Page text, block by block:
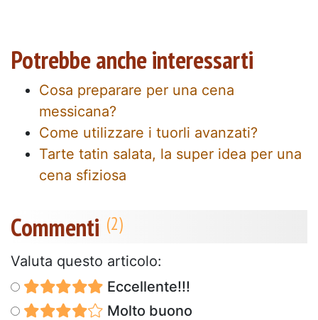
Potrebbe anche interessarti
Cosa preparare per una cena
messicana?
Come utilizzare i tuorli avanzati?
Tarte tatin salata, la super idea per una
cena sfiziosa
Commenti
Valuta questo articolo:
Eccellente!!!
Molto buono